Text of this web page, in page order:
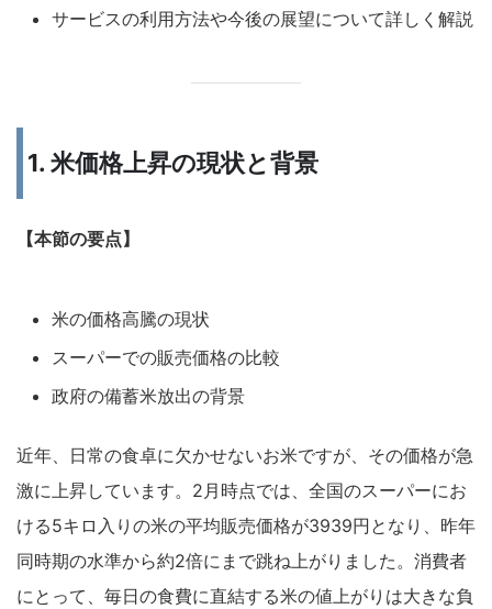
サービスの利用方法や今後の展望について詳しく解説
1. 米価格上昇の現状と背景
【本節の要点】
米の価格高騰の現状
スーパーでの販売価格の比較
政府の備蓄米放出の背景
近年、日常の食卓に欠かせないお米ですが、その価格が急
激に上昇しています。2月時点では、全国のスーパーにお
ける5キロ入りの米の平均販売価格が3939円となり、昨年
同時期の水準から約2倍にまで跳ね上がりました。消費者
にとって、毎日の食費に直結する米の値上がりは大きな負